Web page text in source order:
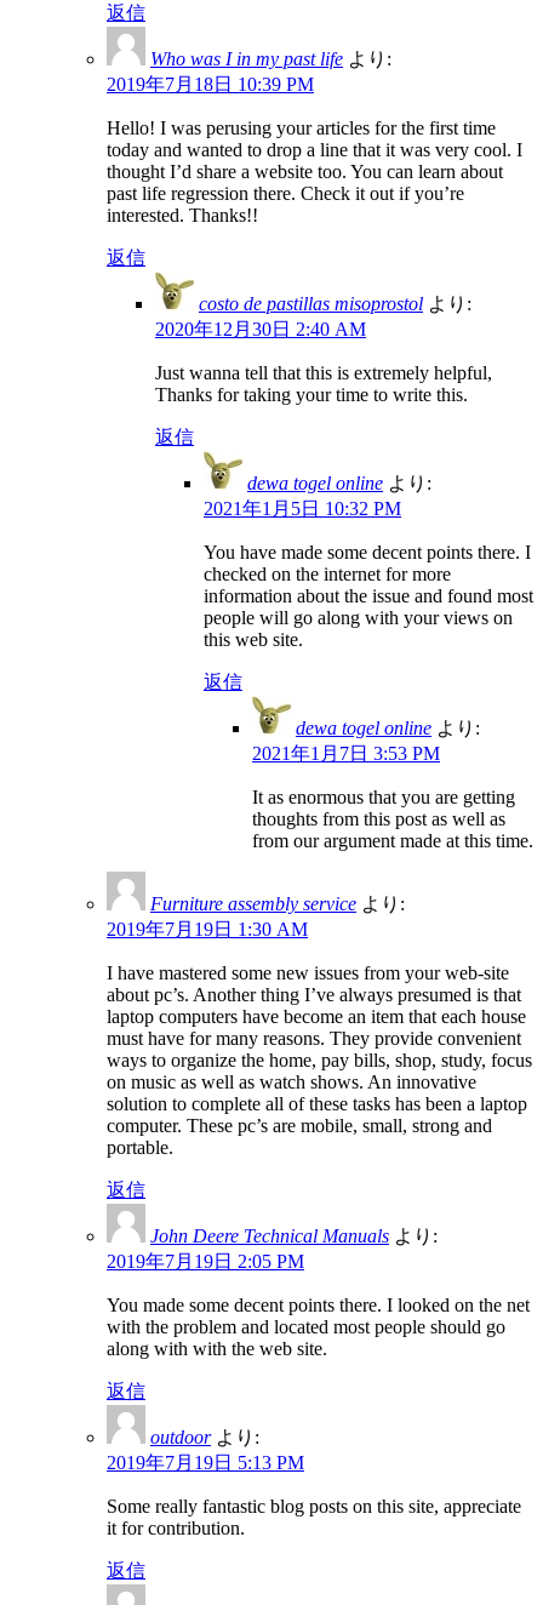
返信
Who was I in my past life より:
2019年7月18日 10:39 PM
Hello! I was perusing your articles for the first time
today and wanted to drop a line that it was very cool. I
thought I’d share a website too. You can learn about
past life regression there. Check it out if you’re
interested. Thanks!!
返信
costo de pastillas misoprostol より:
2020年12月30日 2:40 AM
Just wanna tell that this is extremely helpful,
Thanks for taking your time to write this.
返信
dewa togel online より:
2021年1月5日 10:32 PM
You have made some decent points there. I
checked on the internet for more
information about the issue and found most
people will go along with your views on
this web site.
返信
dewa togel online より:
2021年1月7日 3:53 PM
It as enormous that you are getting
thoughts from this post as well as
from our argument made at this time.
Furniture assembly service より:
2019年7月19日 1:30 AM
I have mastered some new issues from your web-site
about pc’s. Another thing I’ve always presumed is that
laptop computers have become an item that each house
must have for many reasons. They provide convenient
ways to organize the home, pay bills, shop, study, focus
on music as well as watch shows. An innovative
solution to complete all of these tasks has been a laptop
computer. These pc’s are mobile, small, strong and
portable.
返信
John Deere Technical Manuals より:
2019年7月19日 2:05 PM
You made some decent points there. I looked on the net
with the problem and located most people should go
along with with the web site.
返信
outdoor より:
2019年7月19日 5:13 PM
Some really fantastic blog posts on this site, appreciate
it for contribution.
返信